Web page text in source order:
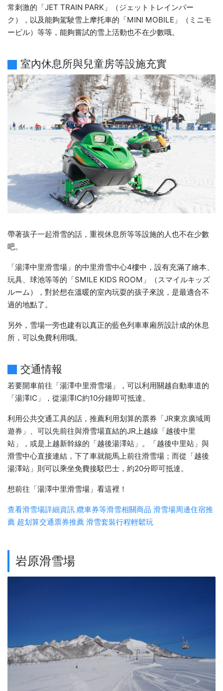
常刺激的「JET TRAIN PARK」（ジェットトレインパー
ク），以及能夠駕駛雪上摩托車的「MINI MOBILE」（ミニモ
ービル）等等，能夠嘗試的雪上活動也不在少數哦。
室內休息所與兒童房等設施充實
帶著孩子一起滑雪的話，重視休息所等等設施的人也不在少數
吧。
「湯澤中里滑雪場」的中里滑雪中心4樓中，設有充滿了繪本、
玩具、球池等等的「SMILE KIDS ROOM」（スマイルキッズ
ルーム），對於想在溫暖的室內玩耍的孩子來說，是最適合不
過的地點了。
另外，雪場一旁也建有以真正的藍色列車車廂所設計成的休息
所，可以免費利用哦。
交通情報
若要開車前往「湯澤中里滑雪場」，可以利用關越自動車道的
「湯澤IC」，從湯澤IC約10分鐘即可抵達。
利用公共交通工具的話，推薦利用划算的票券「JR東京廣域周
遊券」、可以先前往與滑雪場直結的JR上越線「越後中里
站」，或是上越新幹線的「越後湯澤站」。「越後中里站」與
滑雪中心直接連結，下了車就能馬上前往滑雪場；而從「越後
湯澤站」則可以乘坐免費接駁巴士，約20分即可抵達。
想前往「湯澤中里滑雪場」看這裡！
查看滑雪場詳細資訊 纜車券等滑雪相關商品 滑雪場周邊住宿推
薦 超划算交通票券推薦 滑雪套裝行程輕鬆玩
岩原滑雪場